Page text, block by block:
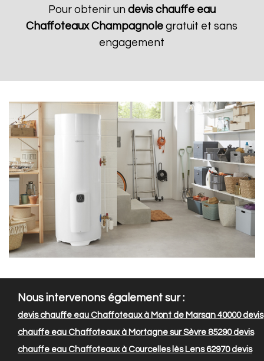
Pour obtenir un devis chauffe eau
Chaffoteaux Champagnole gratuit et sans
engagement
Nous intervenons également sur :
devis chauffe eau Chaffoteaux à Mont de Marsan 40000devis
chauffe eau Chaffoteaux à Mortagne sur Sèvre 85290devis
chauffe eau Chaffoteaux à Courcelles lès Lens 62970devis